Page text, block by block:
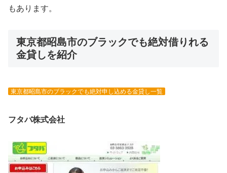
もあります。
東京都昭島市のブラックでも絶対借りれる
金貸しを紹介
東京都昭島市のブラックでも絶対申し込める金貸し一覧
フタバ株式会社